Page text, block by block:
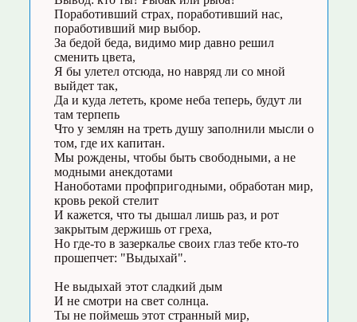
Поработивший страх, поработивший нас,
поработивший мир выбор.
За бедой беда, видимо мир давно решил
сменить цвета,
Я бы улетел отсюда, но навряд ли со мной
выйдет так,
Да и куда лететь, кроме неба теперь, будут ли
там терпепь
Что у землян на треть душу заполнили мысли о
том, где их капитан.
Мы рождены, чтобы быть свободными, а не
модными анекдотами
Наноботами профпригодными, обработан мир,
кровь рекой стелит
И кажется, что ты дышал лишь раз, и рот
закрытым держишь от греха,
Но где-то в зазеркалье своих глаз тебе кто-то
прошепчет: "Выдыхай".
Не выдыхай этот сладкий дым
И не смотри на свет солнца.
Ты не поймешь этот странный мир,